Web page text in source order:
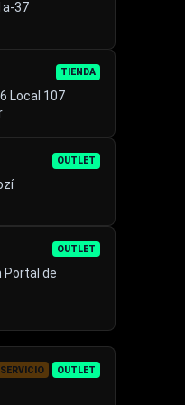
37
TIENDA
Local 107
OUTLET
OUTLET
Portal de
SERVICIO OUTLET